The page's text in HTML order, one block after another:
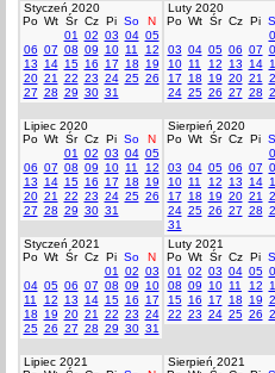
Styczeń 2020
Po Wt Śr Cz Pi So
N
01
02 03 04 05
06 07 08 09 10 11
12
13
14 15 16 17 18
19
20 21 22 23 24 25 26
27 28 29 30 31
Luty 2020
Po Wt Śr Cz Pi
03 04 05 06 07
10 11 12 13 14
17
18 19 20 21
24 25 26 27 28
Lipiec 2020
Po Wt Śr Cz Pi So
N
01
02 03 04 05
06 07 08 09 10 11
12
13
14 15 16 17 18
19
20 21 22 23 24 25 26
27 28 29 30 31
Sierpień 2020
Po Wt Śr Cz Pi
03 04 05 06 07
10 11 12 13 14
17
18 19 20 21
24 25 26 27 28
31
Styczeń 2021
Po Wt Śr Cz Pi So
N
01
02 03
04 05 06 07 08 09
10
11
12 13 14 15 16
17
18
19 20 21 22 23 24
25 26 27 28 29 30 31
Luty 2021
Po Wt Śr Cz Pi
01
02 03 04 05
08 09 10 11 12
15 16 17 18 19
22 23 24 25 26
Lipiec 2021
Sierpień 2021